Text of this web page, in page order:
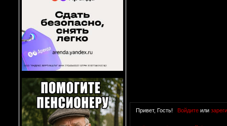
Привет, Гость! Войдитеили